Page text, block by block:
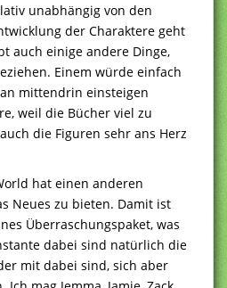
unabhängig von den
der Charaktere geht
auch einige andere Dinge,
Einem würde einfach
mittendrin einsteigen
weil die Bücher viel zu
die Figuren sehr ans Herz
hat einen anderen
Neues zu bieten. Damit ist
Überraschungspaket, was
dabei sind natürlich die
mit dabei sind, sich aber